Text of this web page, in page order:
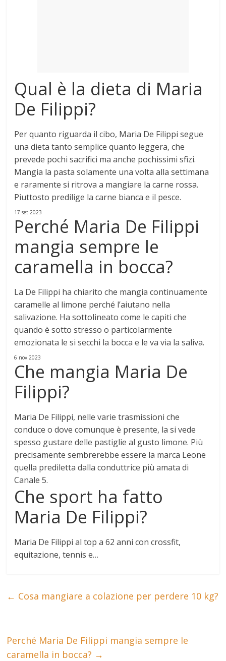
Qual è la dieta di Maria
De Filippi?
Per quanto riguarda il cibo, Maria De Filippi segue
una dieta tanto semplice quanto leggera, che
prevede pochi sacrifici ma anche pochissimi sfizi.
Mangia la pasta solamente una volta alla settimana
e raramente si ritrova a mangiare la carne rossa.
Piuttosto predilige la carne bianca e il pesce.
17 set 2023
Perché Maria De Filippi
mangia sempre le
caramella in bocca?
La De Filippi ha chiarito che mangia continuamente
caramelle al limone perché l’aiutano nella
salivazione. Ha sottolineato come le capiti che
quando è sotto stresso o particolarmente
emozionata le si secchi la bocca e le va via la saliva.
6 nov 2023
Che mangia Maria De
Filippi?
Maria De Filippi, nelle varie trasmissioni che
conduce o dove comunque è presente, la si vede
spesso gustare delle pastiglie al gusto limone. Più
precisamente sembrerebbe essere la marca Leone
quella prediletta dalla conduttrice più amata di
Canale 5.
Che sport ha fatto
Maria De Filippi?
Maria De Filippi al top a 62 anni concrossfit,
equitazione, tennis e…
← Cosa mangiare a colazione per perdere 10 kg?
Perché Maria De Filippi mangia sempre le
caramella in bocca? →